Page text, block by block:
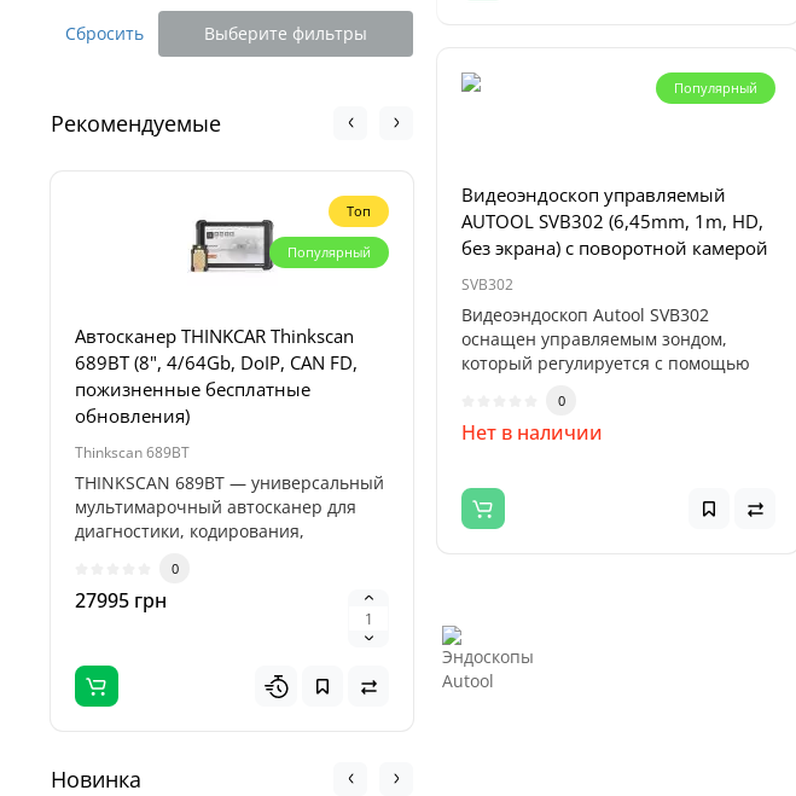
Сбросить Выберите фильтры
Рекомендуемые
Топ
Популярный
Автосканер THINKCAR Thinkscan
689BT (8", 4/64Gb, DoIP, CAN FD,
пожизненные бесплатные
обновления)
Thinkscan 689BT
THINKSCAN 689BT — универсальный
мультимарочный автосканер для
диагностики, кодирования,
0
27995 грн
Топ
Популярный
Пуско-зарядное устройство
Profiline Titan 32000 (32000mAh,
Пуско-зарядное устройство Profiline
Titan 32000 — мощный
профессиональный бустер,
Новинка
Популярный
Видеоэндоскоп управляемый
AUTOOL SVB302 (6,45mm, 1m, HD,
без экрана) с поворотной камерой
SVB302
Видеоэндоскоп Autool SVB302
оснащен управляемым зондом,
который регулируется с помощью
0
Нет в наличии